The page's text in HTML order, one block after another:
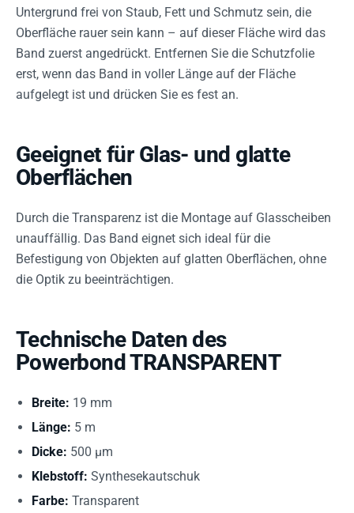
Untergrund frei von Staub, Fett und Schmutz sein, die
Oberfläche rauer sein kann – auf dieser Fläche wird das
Band zuerst angedrückt. Entfernen Sie die Schutzfolie
erst, wenn das Band in voller Länge auf der Fläche
aufgelegt ist und drücken Sie es fest an.
Geeignet für Glas- und glatte
Oberflächen
Durch die Transparenz ist die Montage auf Glasscheiben
unauffällig. Das Band eignet sich ideal für die
Befestigung von Objekten auf glatten Oberflächen, ohne
die Optik zu beeinträchtigen.
Technische Daten des
Powerbond TRANSPARENT
Breite: 19 mm
Länge: 5 m
Dicke: 500 µm
Klebstoff: Synthesekautschuk
Farbe: Transparent